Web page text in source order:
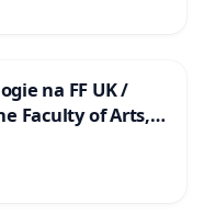
na FF UK /
Faculty of Arts,